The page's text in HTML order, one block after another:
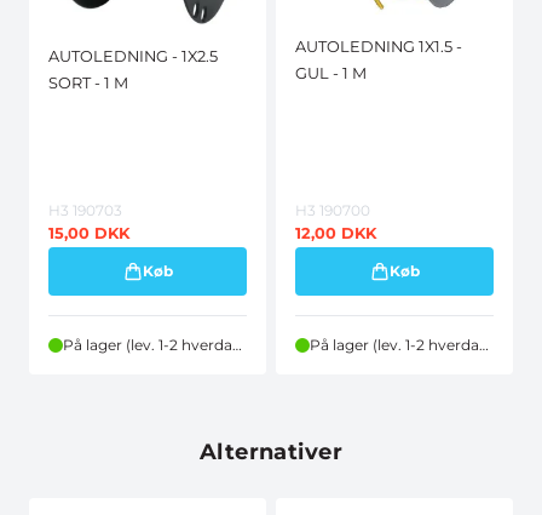
AUTOLEDNING - 1X2.5
SORT - 1 M
H3 190703
15,00 DKK
Køb
På lager (lev. 1-2 hverdage)
AUTOLEDNING 1X1.5 -
GUL - 1 M
H3 190700
12,00 DKK
Køb
På lager (lev. 1-2 hverdage)
Alternativer